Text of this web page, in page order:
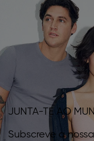
JUNTA-TE AO
Subscreve a